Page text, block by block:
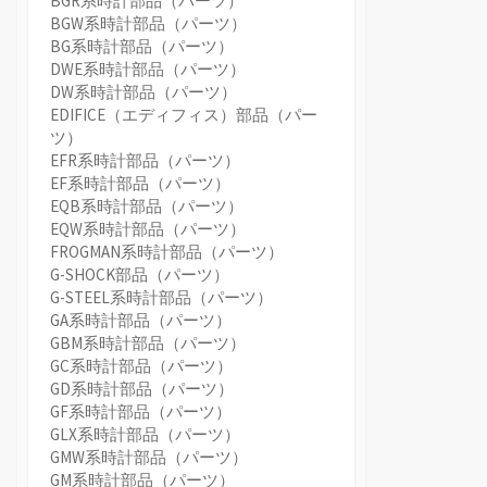
BGW系時計部品（パーツ）
BG系時計部品（パーツ）
DWE系時計部品（パーツ）
DW系時計部品（パーツ）
EDIFICE（エディフィス）部品（パー
ツ）
EFR系時計部品（パーツ）
EF系時計部品（パーツ）
EQB系時計部品（パーツ）
EQW系時計部品（パーツ）
FROGMAN系時計部品（パーツ）
G-SHOCK部品（パーツ）
G-STEEL系時計部品（パーツ）
GA系時計部品（パーツ）
GBM系時計部品（パーツ）
GC系時計部品（パーツ）
GD系時計部品（パーツ）
GF系時計部品（パーツ）
GLX系時計部品（パーツ）
GMW系時計部品（パーツ）
GM系時計部品（パーツ）